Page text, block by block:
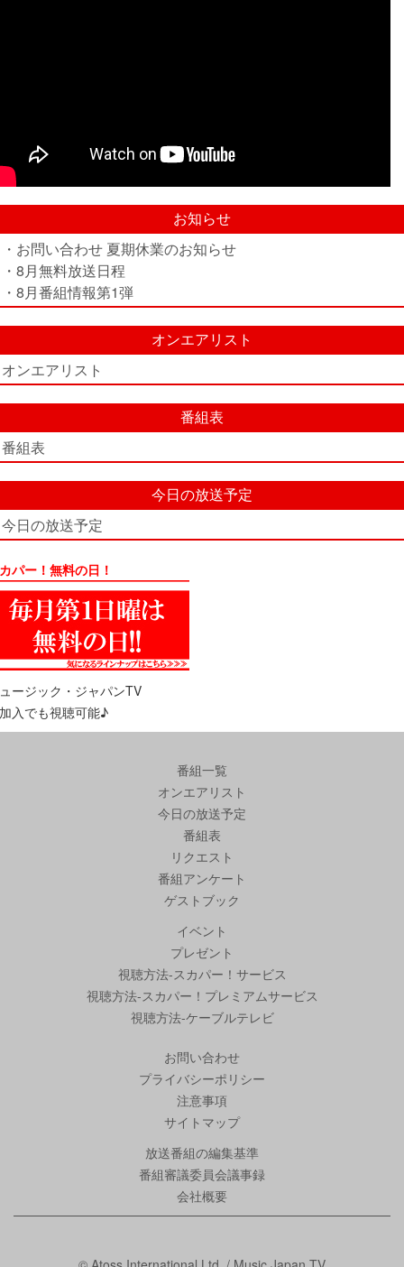
お知らせ
・お問い合わせ 夏期休業のお知らせ
・8月無料放送日程
・8月番組情報第1弾
オンエアリスト
オンエアリスト
番組表
番組表
今日の放送予定
今日の放送予定
パー！無料の日！
ージック・ジャパンTV
入でも視聴可能♪
番組一覧
オンエアリスト
今日の放送予定
番組表
リクエスト
番組アンケート
ゲストブック
イベント
プレゼント
視聴方法-スカパー！サービス
視聴方法-スカパー！プレミアムサービス
視聴方法-ケーブルテレビ
お問い合わせ
プライバシーポリシー
注意事項
サイトマップ
放送番組の編集基準
番組審議委員会議事録
会社概要